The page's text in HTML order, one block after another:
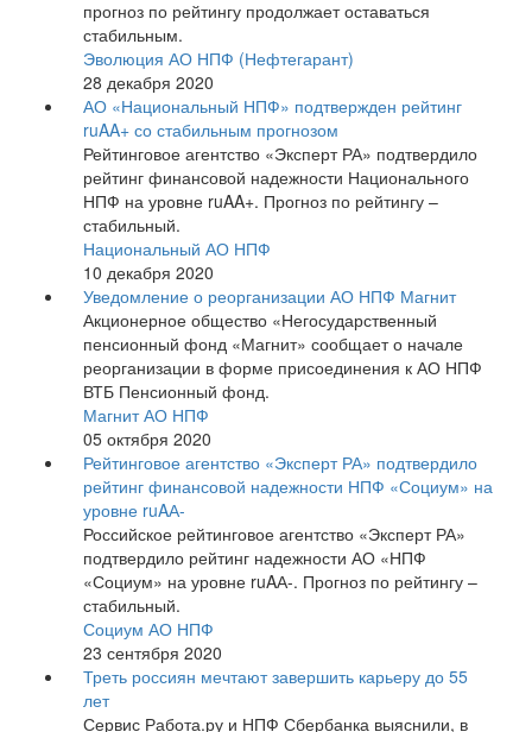
прогноз по рейтингу продолжает оставаться
стабильным.
Эволюция АО НПФ (Нефтегарант)
28 декабря 2020
АО «Национальный НПФ» подтвержден рейтинг
ruAA+ со стабильным прогнозом
Рейтинговое агентство «Эксперт РА» подтвердило
рейтинг финансовой надежности Национального
НПФ на уровне ruAA+. Прогноз по рейтингу –
стабильный.
Национальный АО НПФ
10 декабря 2020
Уведомление о реорганизации АО НПФ Магнит
Акционерное общество «Негосударственный
пенсионный фонд «Магнит» сообщает о начале
реорганизации в форме присоединения к АО НПФ
ВТБ Пенсионный фонд.
Магнит АО НПФ
05 октября 2020
Рейтинговое агентство «Эксперт РА» подтвердило
рейтинг финансовой надежности НПФ «Социум» на
уровне ruAА-
Российское рейтинговое агентство «Эксперт РА»
подтвердило рейтинг надежности АО «НПФ
«Социум» на уровне ruAА-. Прогноз по рейтингу –
стабильный.
Социум АО НПФ
23 сентября 2020
Треть россиян мечтают завершить карьеру до 55
лет
Сервис Работа.ру и НПФ Сбербанка выяснили, в